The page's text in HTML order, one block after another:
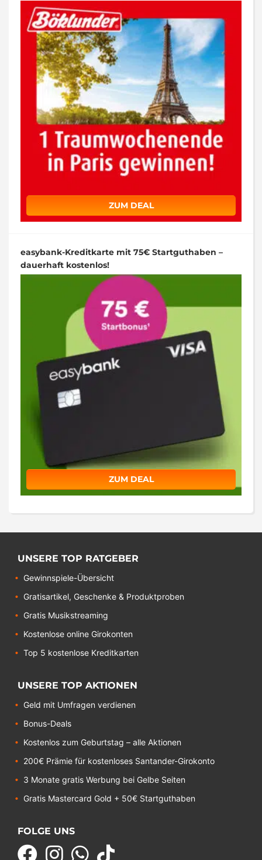
ZUM DEAL
easybank-Kreditkarte mit 75€ Startguthaben –
dauerhaft kostenlos!
ZUM DEAL
UNSERE TOP RATGEBER
Gewinnspiele-Übersicht
Gratisartikel, Geschenke & Produktproben
Gratis Musikstreaming
Kostenlose online Girokonten
Top 5 kostenlose Kreditkarten
UNSERE TOP AKTIONEN
Geld mit Umfragen verdienen
Bonus-Deals
Kostenlos zum Geburtstag – alle Aktionen
200€ Prämie für kostenloses Santander-Girokonto
3 Monate gratis Werbung bei Gelbe Seiten
Gratis Mastercard Gold + 50€ Startguthaben
FOLGE UNS